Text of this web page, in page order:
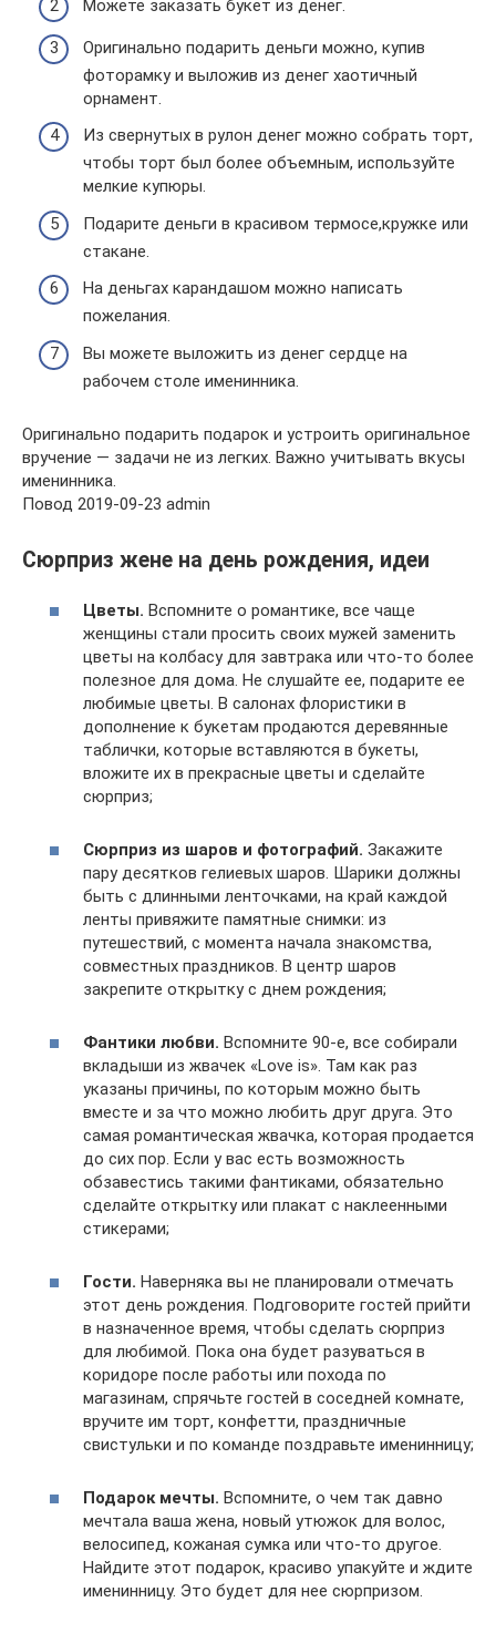
Можете заказать букет из денег.
Оригинально подарить деньги можно, купив
фоторамку и выложив из денег хаотичный
орнамент.
Из свернутых в рулон денег можно собрать торт,
чтобы торт был более объемным, используйте
мелкие купюры.
Подарите деньги в красивом термосе,кружке или
стакане.
На деньгах карандашом можно написать
пожелания.
Вы можете выложить из денег сердце на
рабочем столе именинника.
Оригинально подарить подарок и устроить оригинальное
вручение — задачи не из легких. Важно учитывать вкусы
именинника.
Повод 2019-09-23 admin
Сюрприз жене на день рождения, идеи
Цветы. Вспомните о романтике, все чаще
женщины стали просить своих мужей заменить
цветы на колбасу для завтрака или что-то более
полезное для дома. Не слушайте ее, подарите ее
любимые цветы. В салонах флористики в
дополнение к букетам продаются деревянные
таблички, которые вставляются в букеты,
вложите их в прекрасные цветы и сделайте
сюрприз;
Сюрприз из шаров и фотографий. Закажите
пару десятков гелиевых шаров. Шарики должны
быть с длинными ленточками, на край каждой
ленты привяжите памятные снимки: из
путешествий, с момента начала знакомства,
совместных праздников. В центр шаров
закрепите открытку с днем рождения;
Фантики любви. Вспомните 90-е, все собирали
вкладыши из жвачек «Love is». Там как раз
указаны причины, по которым можно быть
вместе и за что можно любить друг друга. Это
самая романтическая жвачка, которая продается
до сих пор. Если у вас есть возможность
обзавестись такими фантиками, обязательно
сделайте открытку или плакат с наклеенными
стикерами;
Гости. Наверняка вы не планировали отмечать
этот день рождения. Подговорите гостей прийти
в назначенное время, чтобы сделать сюрприз
для любимой. Пока она будет разуваться в
коридоре после работы или похода по
магазинам, спрячьте гостей в соседней комнате,
вручите им торт, конфетти, праздничные
свистульки и по команде поздравьте именинницу;
Подарок мечты. Вспомните, о чем так давно
мечтала ваша жена, новый утюжок для волос,
велосипед, кожаная сумка или что-то другое.
Найдите этот подарок, красиво упакуйте и ждите
именинницу. Это будет для нее сюрпризом.